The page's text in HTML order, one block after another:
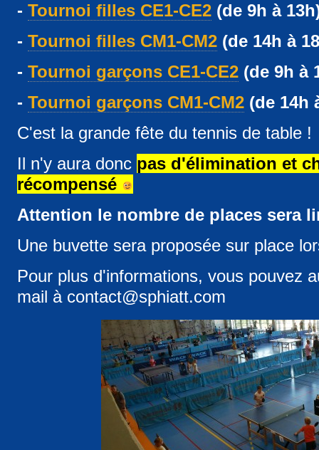
-Tournoi filles CE1-CE2 (de 9h à
-Tournoi filles CM1-CM2 (de 14h à
-Tournoi garçons CE1-CE2 (de 9h à
-Tournoi garçons CM1-CM2 (de 14h
C'est la grande fête du tennis de table !
Il n'y aura donc pas d'élimination et
récompensé
Attention le nombre de places sera
Une buvette sera proposée sur place
Pour plus d'informations, vous pouvez
mail à contact@sphiatt.com